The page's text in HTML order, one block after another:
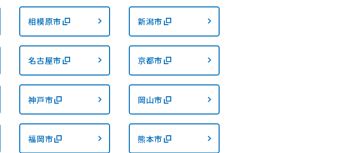
相模原市 新潟市
名古屋市 京都市
神戸市 岡山市
福岡市 熊本市